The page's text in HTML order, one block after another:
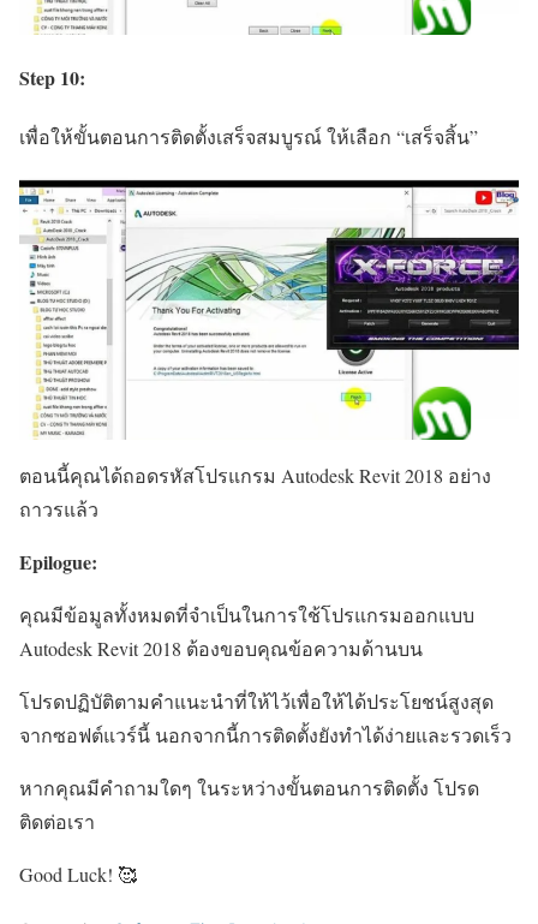
Step 10:
เพื่อให้ขั้นตอนการติดตั้งเสร็จสมบูรณ์ ให้เลือก “เสร็จสิ้น”
ตอนนี้คุณได้ถอดรหัสโปรแกรม Autodesk Revit 2018 อย่าง
ถาวรแล้ว
Epilogue:
คุณมีข้อมูลทั้งหมดที่จำเป็นในการใช้โปรแกรมออกแบบ
Autodesk Revit 2018 ต้องขอบคุณข้อความด้านบน
โปรดปฏิบัติตามคำแนะนำที่ให้ไว้เพื่อให้ได้ประโยชน์สูงสุด
จากซอฟต์แวร์นี้ นอกจากนี้การติดตั้งยังทำได้ง่ายและรวดเร็ว
หากคุณมีคำถามใดๆ ในระหว่างขั้นตอนการติดตั้ง โปรด
ติดต่อเรา
Good Luck! 🥰